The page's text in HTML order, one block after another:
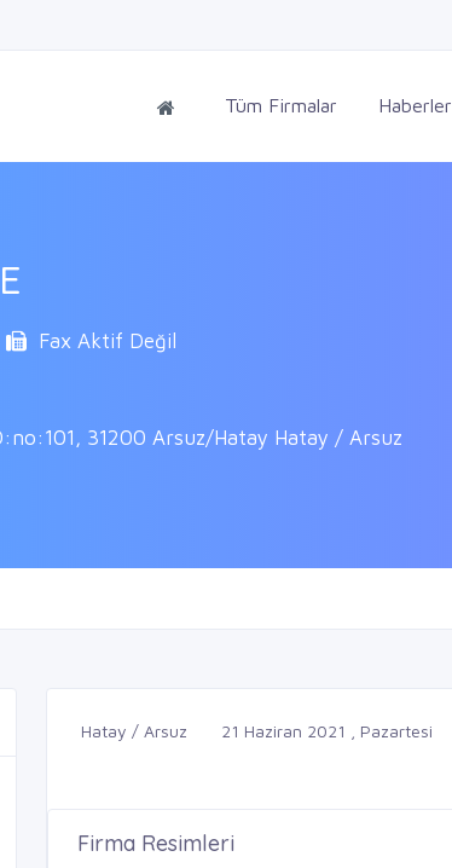
Tüm Firmalar Haberler
Fax Aktif Değil
31200 Arsuz/Hatay Hatay / Arsuz
Hatay / Arsuz 21 Haziran 2021 , Pazartesi
Firma Resimleri